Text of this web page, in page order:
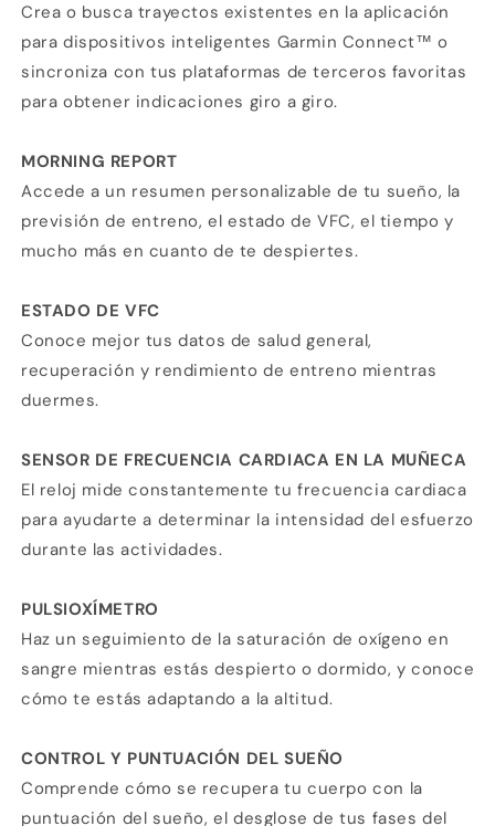
Crea o busca trayectos existentes en la aplicación
para dispositivos inteligentes Garmin Connect™ o
sincroniza con tus plataformas de terceros favoritas
para obtener indicaciones giro a giro.
MORNING REPORT
Accede a un resumen personalizable de tu sueño, la
previsión de entreno, el estado de VFC, el tiempo y
mucho más en cuanto de te despiertes.
ESTADO DE VFC
Conoce mejor tus datos de salud general,
recuperación y rendimiento de entreno mientras
duermes.
SENSOR DE FRECUENCIA CARDIACA EN LA MUÑECA
El reloj mide constantemente tu frecuencia cardiaca
para ayudarte a determinar la intensidad del esfuerzo
durante las actividades.
PULSIOXÍMETRO
Haz un seguimiento de la saturación de oxígeno en
sangre mientras estás despierto o dormido, y conoce
cómo te estás adaptando a la altitud.
CONTROL Y PUNTUACIÓN DEL SUEÑO
Comprende cómo se recupera tu cuerpo con la
puntuación del sueño, el desglose de tus fases del